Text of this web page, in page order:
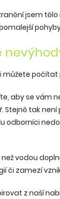
jsem
aby se vám
Stejně tak
odborníci
vodou
či zamezí
z naší